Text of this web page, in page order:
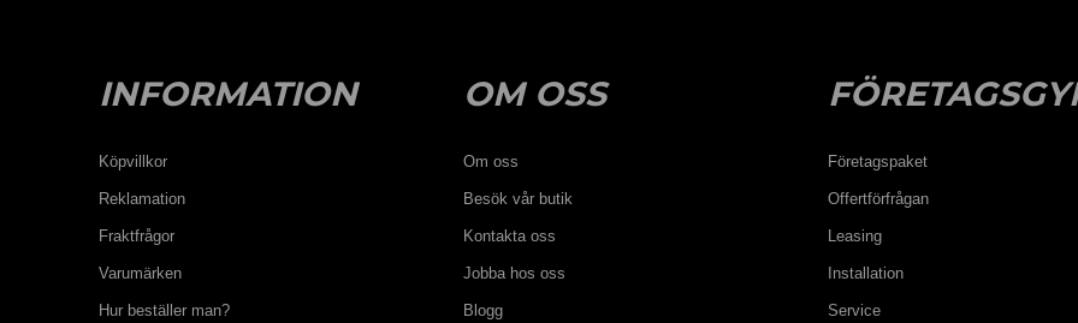
INFORMATION
Köpvillkor
Reklamation
Fraktfrågor
Varumärken
Hur beställer man?
OM OSS
Om oss
Besök vår butik
Kontakta oss
Jobba hos oss
Blogg
Företagspaket
Offertförfrågan
Leasing
Installation
Service